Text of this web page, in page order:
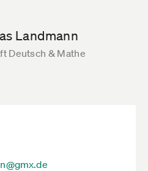
Landmann
Deutsch & Mathe